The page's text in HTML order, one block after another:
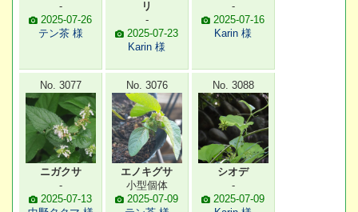
-
2025-07-26
テン茶 様
リ
-
2025-07-23
Karin 様
-
2025-07-16
Karin 様
No. 3077
ニガクサ
-
2025-07-13
No. 3076
エノキグサ
小型個体
2025-07-09
No. 3088
シオデ
-
2025-07-09